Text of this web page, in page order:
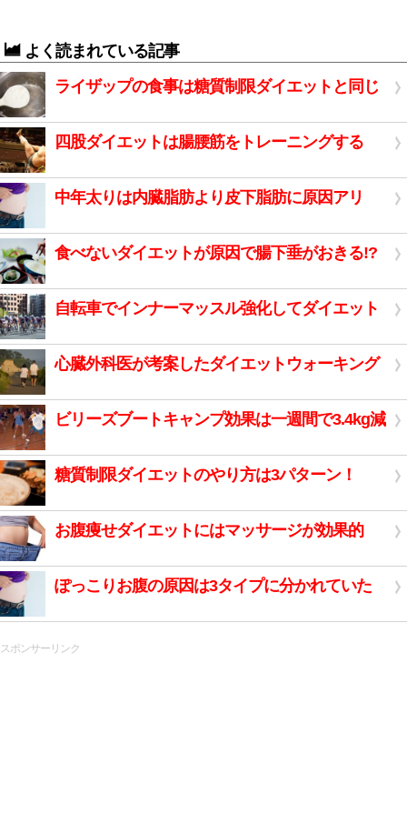
よく読まれている記事
ライザップの食事は糖質制限ダイエットと同じ
四股ダイエットは腸腰筋をトレーニングする
中年太りは内臓脂肪より皮下脂肪に原因アリ
食べないダイエットが原因で腸下垂がおきる!?
自転車でインナーマッスル強化してダイエット
心臓外科医が考案したダイエットウォーキング
ビリーズブートキャンプ効果は一週間で3.4kg減
糖質制限ダイエットのやり方は3パターン！
お腹痩せダイエットにはマッサージが効果的
ぽっこりお腹の原因は3タイプに分かれていた
スポンサーリンク